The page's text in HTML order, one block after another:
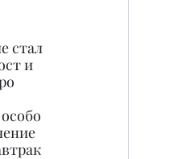
стал
и